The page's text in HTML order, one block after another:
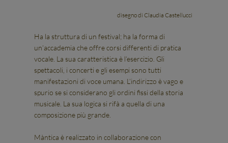
disegno di Claudia Castellucci
Ha la struttura di un festival; ha la forma di
un’accademia che offre corsi differenti di pratica
vocale. La sua caratteristica è l’esercizio. Gli
spettacoli, i concerti e gli esempi sono tutti
manifestazioni di voce umana. L’indirizzo è vago e
spurio se si considerano gli ordini fissi della storia
musicale. La sua logica si rifà a quella di una
composizione più grande.
Màntica è realizzato in collaborazione con